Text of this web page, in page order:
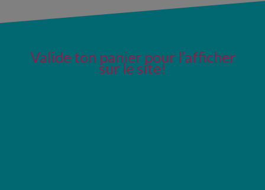
Valide ton panier pour l’afficher
sur le site!